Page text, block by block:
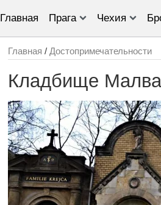
Главная Прага Чехия
Главная / Достопримечательности
Кладбище